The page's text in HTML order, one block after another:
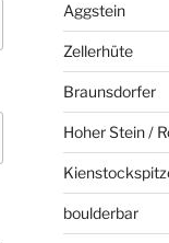
Aggstein
Zellerhüte
Braunsdorfer
Hoher Stein /
boulderbar